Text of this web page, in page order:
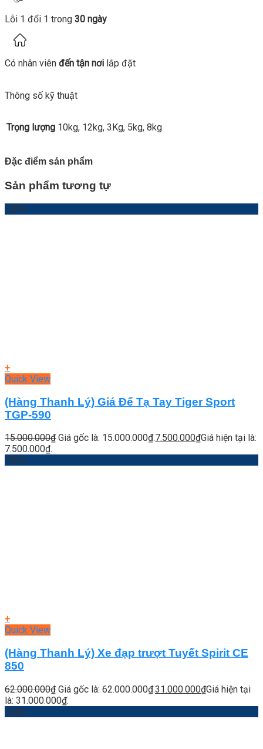
Lỗi 1 đổi 1 trong 30 ngày
Có nhân viên đến tận nơi lắp đặt
Thông số kỹ thuật
Trọng lượng 10kg, 12kg, 3Kg, 5kg, 8kg
Đặc điểm sản phẩm
Sản phẩm tương tự
-50%
+
Quick View
(Hàng Thanh Lý) Giá Để Tạ Tay Tiger Sport
TGP-590
15.000.000₫ Giá gốc là: 15.000.000₫.7.500.000₫Giá hiện tại là:
7.500.000₫.
-50%
+
Quick View
(Hàng Thanh Lý) Xe đạp trượt Tuyết Spirit CE
850
62.000.000₫ Giá gốc là: 62.000.000₫.31.000.000₫Giá hiện tại
là: 31.000.000₫.
-63%